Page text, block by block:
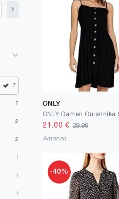
7
7
2
2
1
1
1
ONLY
21.00 €29.99
Amazon
-40%